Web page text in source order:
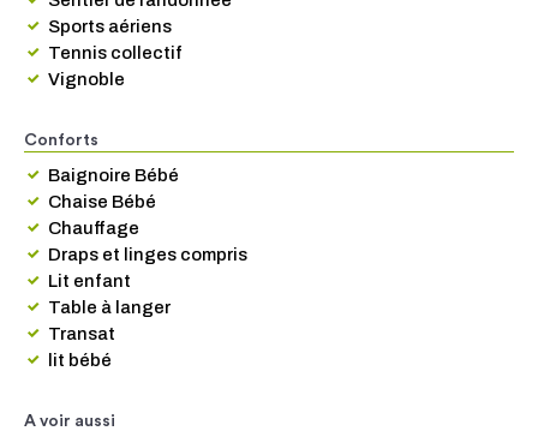
Sports aériens
Tennis collectif
Vignoble
Conforts
Baignoire Bébé
Chaise Bébé
Chauffage
Draps et linges compris
Lit enfant
Table à langer
Transat
lit bébé
A voir aussi